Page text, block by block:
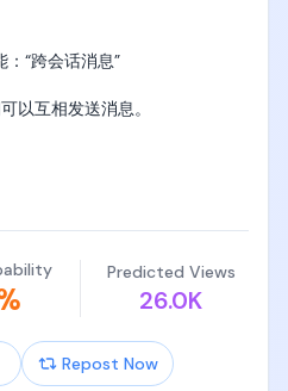
“跨会话消息”
以互相发送消息。
去做即可。这边的会发送
史记录或文件）过去，另一个
手继续。
）协作：多个 Claude 在同
干活，完成了可以互相打个招
Predicted Views
26.0K
Repost Now